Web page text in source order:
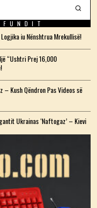
iu Nënshtrua Mrekullisë!
“Ushtri Prej 16,000
– Kush Qëndron Pas Videos së
Ukrainas ‘Naftogaz’ – Kievi